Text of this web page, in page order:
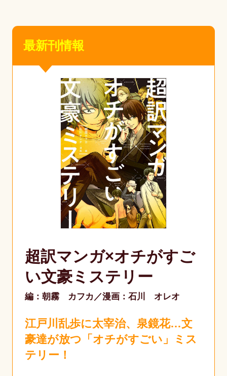
最新刊情報
超訳マンガ×オチがすご
い文豪ミステリー
編：朝霧 カフカ 漫画：石川 オレオ
江戸川乱歩に太宰治、泉鏡花…文
豪達が放つ「オチがすごい」ミス
テリー！